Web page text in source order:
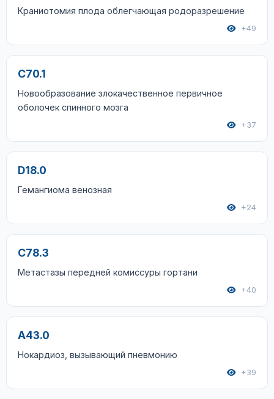
Краниотомия плода облегчающая родоразрешение
+49
C70.1
Новообразование злокачественное первичное
оболочек спинного мозга
+37
D18.0
Гемангиома венозная
+24
C78.3
Метастазы передней комиссуры гортани
+40
A43.0
Нокардиоз, вызывающий пневмонию
+39